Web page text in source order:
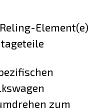
Element(e)
zum